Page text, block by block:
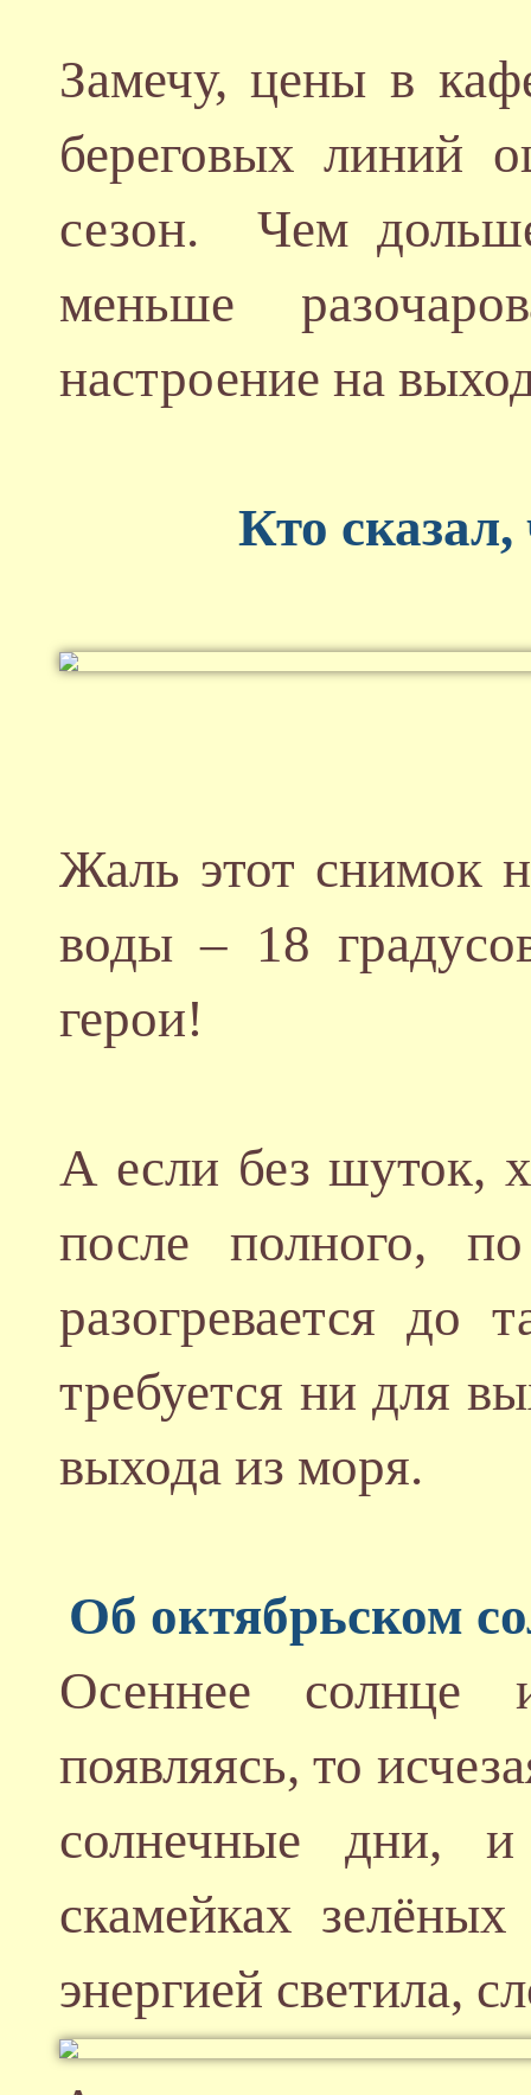
Замечу, цены в
береговых линий
сезон. Чем
меньше
настроение на
Кто
Жаль этот снимок
воды – 18
герои!
А если без шуток,
после полного,
разогревается до
требуется ни для
выхода из моря.
Об октябрьском
Осеннее солнце
появляясь, то
солнечные дни,
скамейках
энергией светила,